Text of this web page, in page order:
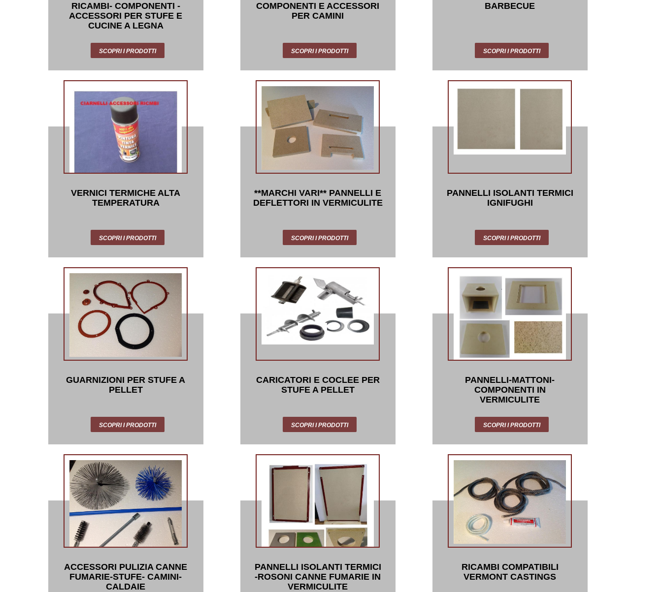
RICAMBI- COMPONENTI -
ACCESSORI PER STUFE E
CUCINE A LEGNA
SCOPRI I PRODOTTI
COMPONENTI E ACCESSORI
PER CAMINI
SCOPRI I PRODOTTI
BARBECUE
SCOPRI I PRODOTTI
VERNICI TERMICHE ALTA
TEMPERATURA
SCOPRI I PRODOTTI
**MARCHI VARI** PANNELLI E
DEFLETTORI IN VERMICULITE
SCOPRI I PRODOTTI
PANNELLI ISOLANTI TERMICI
IGNIFUGHI
SCOPRI I PRODOTTI
GUARNIZIONI PER STUFE A
PELLET
SCOPRI I PRODOTTI
CARICATORI E COCLEE PER
STUFE A PELLET
SCOPRI I PRODOTTI
PANNELLI-MATTONI-
COMPONENTI IN
VERMICULITE
SCOPRI I PRODOTTI
ACCESSORI PULIZIA CANNE
FUMARIE-STUFE- CAMINI-
CALDAIE
PANNELLI ISOLANTI TERMICI
-ROSONI CANNE FUMARIE IN
VERMICULITE
RICAMBI COMPATIBILI
VERMONT CASTINGS